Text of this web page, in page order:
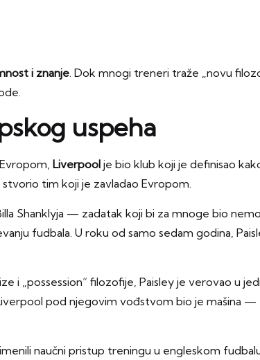
i znanje. Dok mnogi treneri traže „novu
uspeha
Liverpool je bio klub koji je definisao
tim koji je zavladao Evropom.
Shanklyja — zadatak koji bi za mnoge bio
fudbala. U roku od samo sedam godina,
i „possession“ filozofije, Paisley je verovao u
pod njegovim vođstvom bio je mašina —
naučni pristup treningu u engleskom